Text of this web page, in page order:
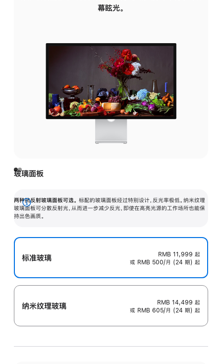
幕眩光。
玻璃面板
两种抗反射玻璃面板可选。 标配的玻璃面板经过特别设计，反光率极低。纳米纹理
玻璃面板可分散反射光，从而进一步减少反光，即使在高亮光源的工作场所也能保
持出色画质。
展
开
标准玻璃 RMB 11,999 起
或 RMB 500/月 (24 期) 起
纳米纹理玻璃 RMB 14,499 起
或 RMB 605/月 (24 期) 起